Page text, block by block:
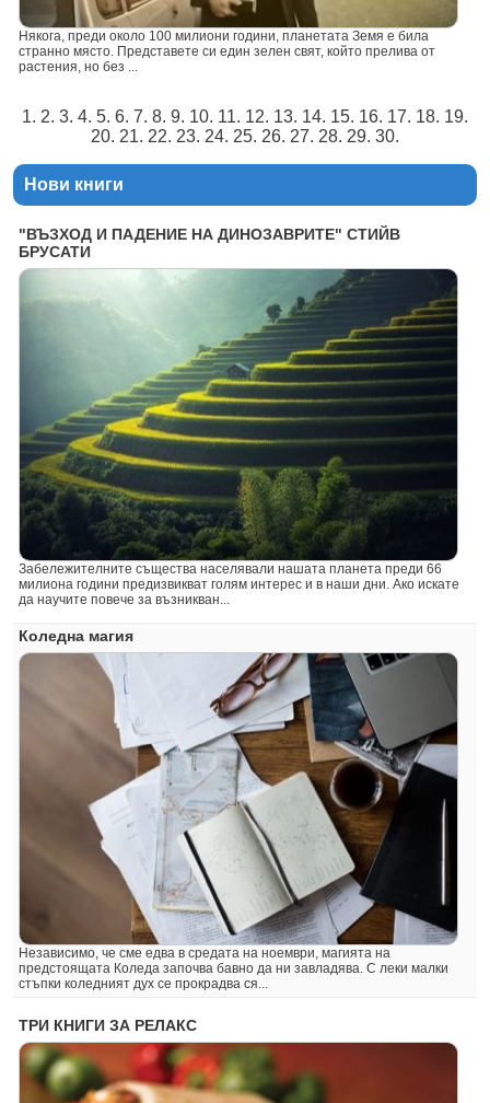
Някога, преди около 100 милиони години, планетата Земя е била
странно място. Представете си един зелен свят, който прелива от
растения, но без ...
1. 2. 3. 4. 5. 6. 7. 8. 9. 10. 11. 12. 13. 14. 15. 16. 17. 18. 19.
20. 21. 22. 23. 24. 25. 26. 27. 28. 29. 30.
Нови книги
"ВЪЗХОД И ПАДЕНИЕ НА ДИНОЗАВРИТЕ" СТИЙВ
БРУСАТИ
Забележителните същества населявали нашата планета преди 66
милиона години предизвикват голям интерес и в наши дни. Ако искате
да научите повече за възникван...
Коледна магия
Независимо, че сме едва в средата на ноември, магията на
предстоящата Коледа започва бавно да ни завладява. С леки малки
стъпки коледният дух се прокрадва ся...
ТРИ КНИГИ ЗА РЕЛАКС